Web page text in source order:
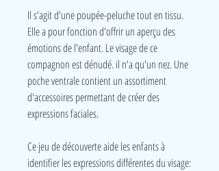
Il s'agit d'une poupée-peluche tout en tissu.
Elle a pour fonction d'offrir un aperçu des
émotions de l'enfant. Le visage de ce
compagnon est dénudé. il n'a qu'un nez. Une
poche ventrale contient un assortiment
d'accessoires permettant de créer des
expressions faciales.
Ce jeu de découverte aide les enfants à
identifier les expressions différentes du visage: